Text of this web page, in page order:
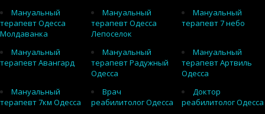
Мануальный
терапевт Одесса
Молдаванка
Мануальный
терапевт Одесса
Лепоселок
Мануальный
терапевт 7 небо
Мануальный
терапевт Авангард
Мануальный
терапевт Радужный
Одесса
Мануальный
терапевт Артвиль
Одесса
Мануальный
терапевт 7км Одесса
Врач
реабилитолог Одесса
Доктор
реабилитолог Одесса